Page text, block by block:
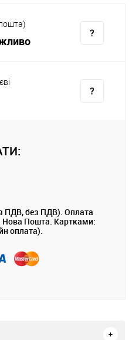
ПДВ, без ПДВ). Оплата
Нова Пошта. Картками:
оплата).